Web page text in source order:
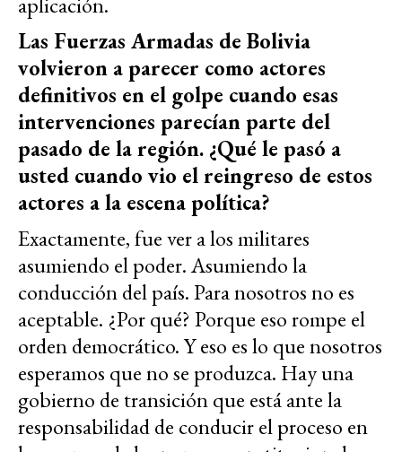
Las Fuerzas Armadas de Bolivia
volvieron a parecer como actores
definitivos en el golpe cuando esas
intervenciones parecían parte del
pasado de la región. ¿Qué le pasó a
usted cuando vio el reingreso de estos
actores a la escena política?
Exactamente, fue ver a los militares
asumiendo el poder. Asumiendo la
conducción del país. Para nosotros no es
aceptable. ¿Por qué? Porque eso rompe el
orden democrático. Y eso es lo que nosotros
esperamos que no se produzca. Hay una
gobierno de transición que está ante la
responsabilidad de conducir el proceso en